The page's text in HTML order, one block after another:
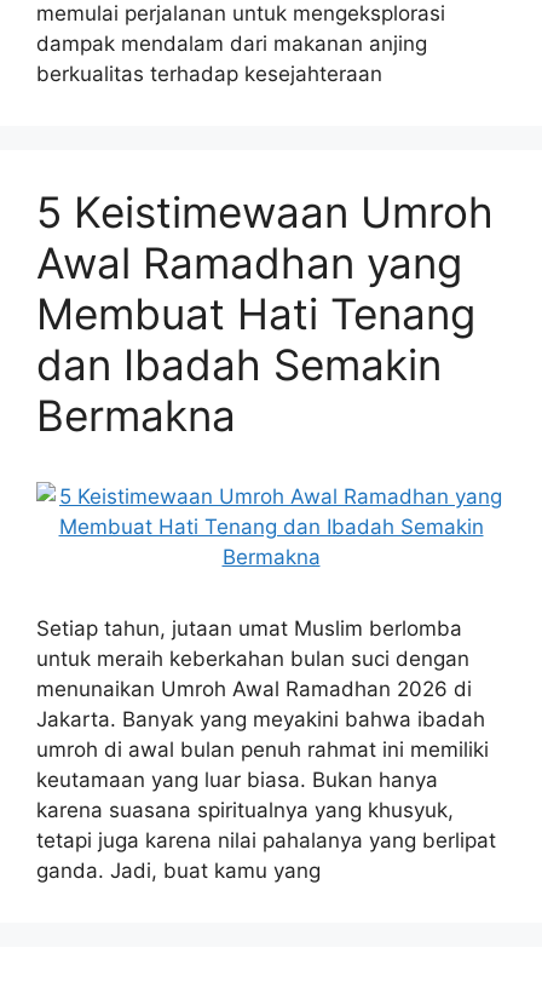
memulai perjalanan untuk mengeksplorasi
dampak mendalam dari makanan anjing
berkualitas terhadap kesejahteraan
5 Keistimewaan Umroh
Awal Ramadhan yang
Membuat Hati Tenang
dan Ibadah Semakin
Bermakna
Setiap tahun, jutaan umat Muslim berlomba
untuk meraih keberkahan bulan suci dengan
menunaikan Umroh Awal Ramadhan 2026 di
Jakarta. Banyak yang meyakini bahwa ibadah
umroh di awal bulan penuh rahmat ini memiliki
keutamaan yang luar biasa. Bukan hanya
karena suasana spiritualnya yang khusyuk,
tetapi juga karena nilai pahalanya yang berlipat
ganda. Jadi, buat kamu yang